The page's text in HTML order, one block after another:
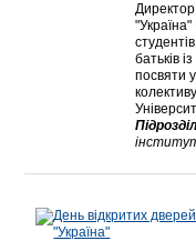
Директор
батьків
посвяти